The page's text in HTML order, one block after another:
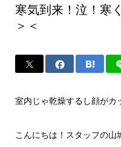
寒気到来！泣！寒
＞＜
室内じゃ乾燥するし顔がカ
こんにちは！スタッフの